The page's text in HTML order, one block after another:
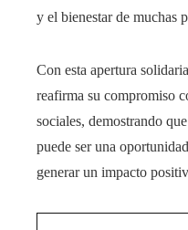
y el bienestar de muchas
Con esta apertura
reafirma su compromiso
sociales, demostrando
puede ser una
generar un impacto